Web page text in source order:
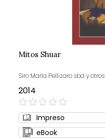
Mitos Shuar
Siro María Pellizaro sbd y otros
2014
0%
Impreso
eBook